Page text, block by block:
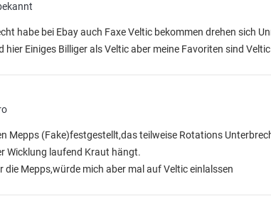
habe bei Ebay auch Faxe Veltic bekommen drehen sich
hier Einiges Billiger als Veltic aber meine Favoriten sind
Mepps (Fake)festgestellt,das teilweise Rotations
Wicklung laufend Kraut hängt.
die Mepps,würde mich aber mal auf Veltic einlalssen